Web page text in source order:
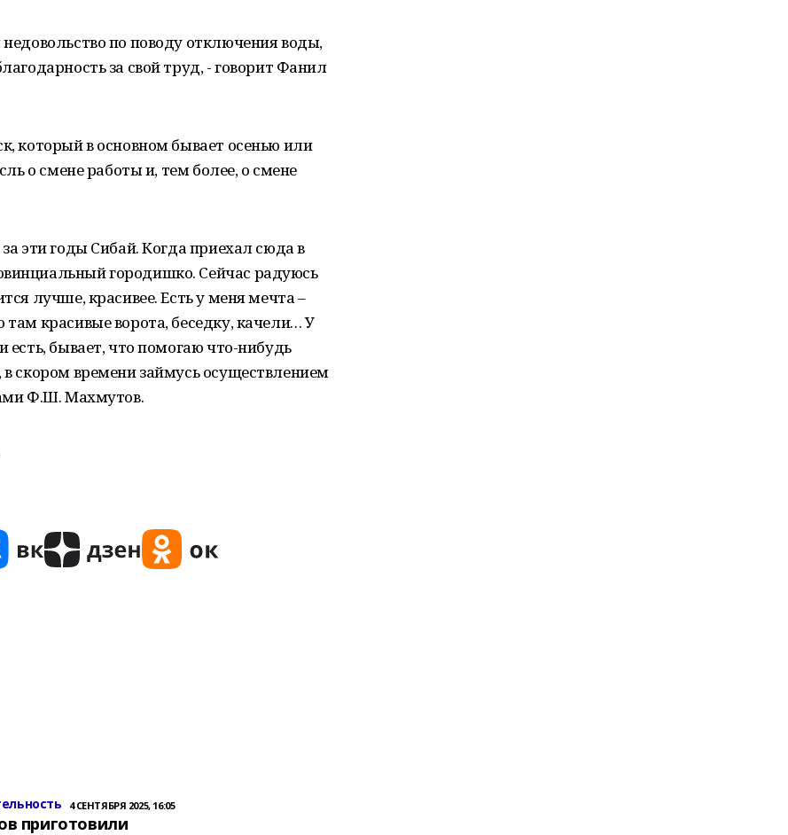
по поводу отключения воды,
за свой труд, - говорит Фанил
который в основном бывает осенью или
о смене работы и, тем более, о смене
эти годы Сибай. Когда приехал сюда в
городишко. Сейчас радуюсь
лучше, красивее. Есть у меня мечта –
красивые ворота, беседку, качели… У
бывает, что помогаю что-нибудь
скором времени займусь осуществлением
Ф.Ш. Махмутов.
4 СЕНТЯБРЯ 2025, 16:05
приготовили